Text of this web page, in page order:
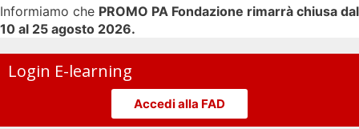
Informiamo che PROMO PA Fondazione rimarrà chiusa dal
10 al 25 agosto 2026.
Login E-learning
Accedi alla FAD